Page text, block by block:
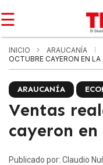
☰
INICIO ARAUCANÍA
OCTUBRE CAYERON EN
ARAUCANÍA
Ventas
cayeron
Publicado por: Claudio